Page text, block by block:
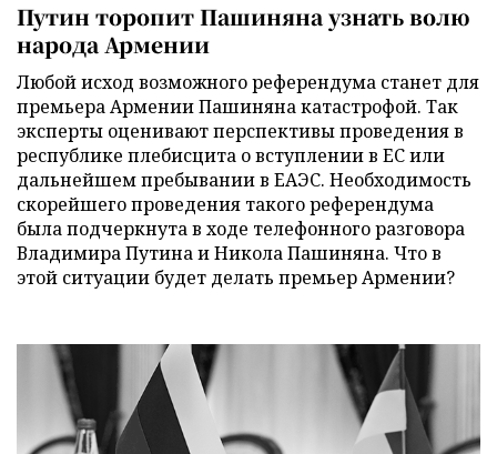
Путин торопит Пашиняна узнать волю
народа Армении
Любой исход возможного референдума станет для
премьера Армении Пашиняна катастрофой. Так
эксперты оценивают перспективы проведения в
республике плебисцита о вступлении в ЕС или
дальнейшем пребывании в ЕАЭС. Необходимость
скорейшего проведения такого референдума
была подчеркнута в ходе телефонного разговора
Владимира Путина и Никола Пашиняна. Что в
этой ситуации будет делать премьер Армении?